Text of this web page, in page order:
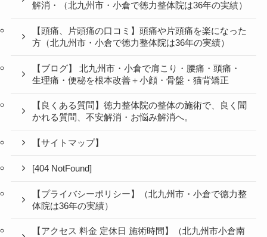
解消・（北九州市・小倉で徳力整体院は36年の実績）
【頭痛、片頭痛の口コミ】頭痛や片頭痛を楽になった
方（北九州市・小倉で徳力整体院は36年の実績）
【ブログ】 北九州市・小倉で肩こり・腰痛・頭痛・
生理痛・便秘を根本改善＋小顔・骨盤・猫背矯正
【良くある質問】徳力整体院の整体の施術で、良く聞
かれる質問、不安解消・お悩み解消へ。
【サイトマップ】
[404 NotFound]
【プライバシーポリシー】（北九州市・小倉で徳力整
体院は36年の実績）
【アクセス 料金 定休日 施術時間】（北九州市小倉南